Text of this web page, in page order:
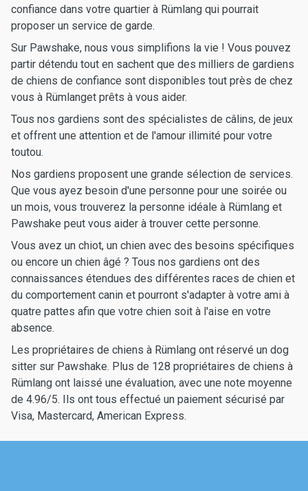
confiance dans votre quartier à Rümlang qui pourrait
proposer un service de garde.
Sur Pawshake, nous vous simplifions la vie ! Vous pouvez
partir détendu tout en sachent que des milliers de gardiens
de chiens de confiance sont disponibles tout près de chez
vous à Rümlanget prêts à vous aider.
Tous nos gardiens sont des spécialistes de câlins, de jeux
et offrent une attention et de l'amour illimité pour votre
toutou.
Nos gardiens proposent une grande sélection de services.
Que vous ayez besoin d'une personne pour une soirée ou
un mois, vous trouverez la personne idéale à Rümlang et
Pawshake peut vous aider à trouver cette personne.
Vous avez un chiot, un chien avec des besoins spécifiques
ou encore un chien âgé ? Tous nos gardiens ont des
connaissances étendues des différentes races de chien et
du comportement canin et pourront s'adapter à votre ami à
quatre pattes afin que votre chien soit à l'aise en votre
absence.
Les propriétaires de chiens à Rümlang ont réservé un dog
sitter sur Pawshake. Plus de 128 propriétaires de chiens à
Rümlang ont laissé une évaluation, avec une note moyenne
de 4.96/5. Ils ont tous effectué un paiement sécurisé par
Visa, Mastercard, American Express.